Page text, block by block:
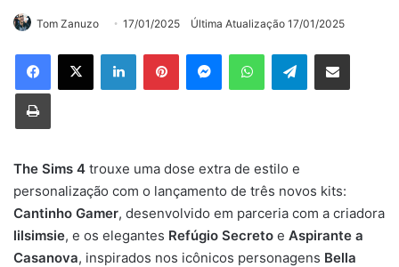
Tom Zanuzo 17/01/2025 Última Atualização 17/01/2025
LinkedinPinterestMessengerWhatsAppTelegramCompartilhar via e-mail
Imprimir
The Sims 4 trouxe uma dose extra de estilo e
personalização com o lançamento de três novos kits:
Cantinho Gamer, desenvolvido em parceria com a criadora
lilsimsie, e os elegantes Refúgio Secreto e Aspirante a
Casanova, inspirados nos icônicos personagens Bella